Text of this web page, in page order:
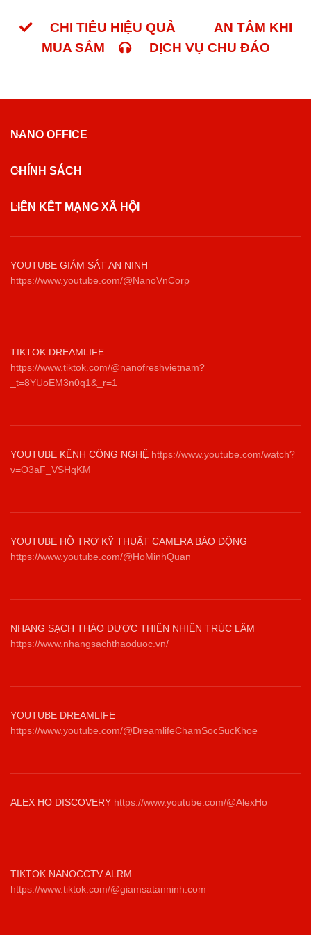
CHI TIÊU HIỆU QUẢ
AN TÂM KHI
MUA SẮM
DỊCH VỤ CHU ĐÁO
NANO OFFICE
CHÍNH SÁCH
LIÊN KẾT MẠNG XÃ HỘI
YOUTUBE GIÁM SÁT AN NINH
https://www.youtube.com/@NanoVnCorp
TIKTOK DREAMLIFE
https://www.tiktok.com/@nanofreshvietnam?
_t=8YUoEM3n0q1&_r=1
YOUTUBE KÊNH CÔNG NGHỆ https://www.youtube.com/watch?
v=O3aF_VSHqKM
YOUTUBE HỖ TRỢ KỸ THUẬT CAMERA BÁO ĐỘNG
https://www.youtube.com/@HoMinhQuan
NHANG SẠCH THẢO DƯỢC THIÊN NHIÊN TRÚC LÂM
https://www.nhangsachthaoduoc.vn/
YOUTUBE DREAMLIFE
https://www.youtube.com/@DreamlifeChamSocSucKhoe
ALEX HO DISCOVERY https://www.youtube.com/@AlexHo
TIKTOK NANOCCTV.ALRM
https://www.tiktok.com/@giamsatanninh.com